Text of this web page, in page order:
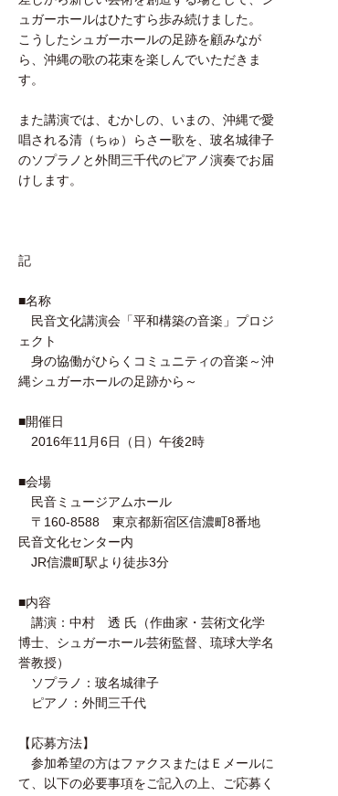
ュガーホールはひたすら歩み続けました。
こうしたシュガーホールの足跡を顧みなが
ら、沖縄の歌の花束を楽しんでいただきま
す。
また講演では、むかしの、いまの、沖縄で愛
唱される清（ちゅ）らさー歌を、玻名城律子
のソプラノと外間三千代のピアノ演奏でお届
けします。
記
■名称
民音文化講演会「平和構築の音楽」プロジ
ェクト
身の協働がひらくコミュニティの音楽～沖
縄シュガーホールの足跡から～
■開催日
2016年11月6日（日）午後2時
■会場
民音ミュージアムホール
〒160-8588 東京都新宿区信濃町8番地
民音文化センター内
JR信濃町駅より徒歩3分
■内容
講演：中村 透 氏（作曲家・芸術文化学
博士、シュガーホール芸術監督、琉球大学名
誉教授）
ソプラノ：玻名城律子
ピアノ：外間三千代
【応募方法】
参加希望の方はファクスまたはＥメールに
て、以下の必要事項をご記入の上、ご応募く